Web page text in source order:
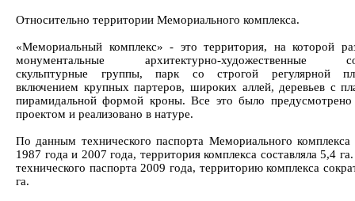
Относительно территории Мемориального комплекса.
«Мемориальный комплекс» - это территория, на которой
монументальные архитектурно-художественные
скульптурные группы, парк со строгой регулярной
включением крупных партеров, широких аллей, деревьев с
пирамидальной формой кроны. Все это было предусмотрено
проектом и реализовано в натуре.
По данным технического паспорта Мемориального комплекса
1987 года и 2007 года, территория комплекса составляла 5,4
технического паспорта 2009 года, территорию комплекса
га.